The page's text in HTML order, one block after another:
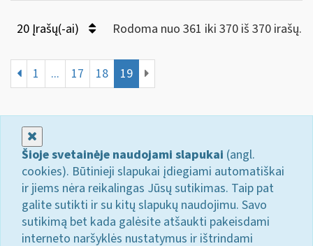
20 Įrašų(-ai) Rodoma nuo 361 iki 370 iš 370 irašų.
1 ... 17 18 19
Šioje svetainėje naudojami slapukai (angl.
cookies). Būtinieji slapukai įdiegiami automatiškai
ir jiems nėra reikalingas Jūsų sutikimas. Taip pat
galite sutikti ir su kitų slapukų naudojimu. Savo
sutikimą bet kada galėsite atšaukti pakeisdami
interneto naršyklės nustatymus ir ištrindami